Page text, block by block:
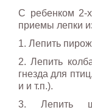
С ребенком 2-
приемы лепки
1. Лепить
2. Лепить
гнезда для
и и т.п.).
3. Лепить